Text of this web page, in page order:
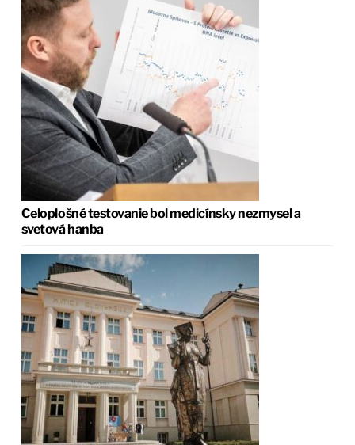
Celoplošné testovanie bol medicínsky nezmysel a
svetová hanba